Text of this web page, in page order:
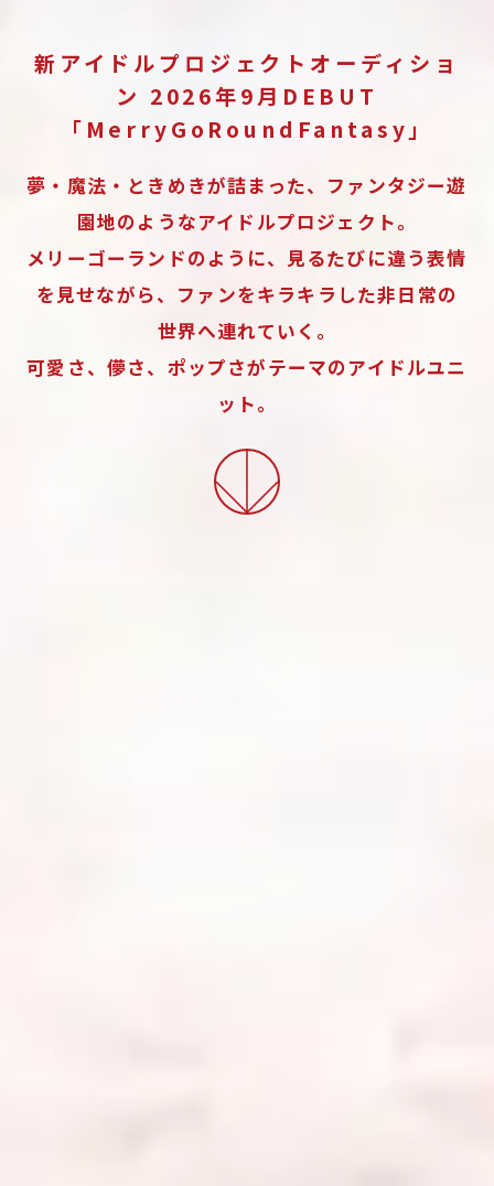
新アイドルプロジェクトオーディショ
ン 2026年9月DEBUT
「MerryGoRoundFantasy」
夢・魔法・ときめきが詰まった、ファンタジー遊
園地のようなアイドルプロジェクト。
メリーゴーランドのように、見るたびに違う表情
を見せながら、ファンをキラキラした非日常の
世界へ連れていく。
可愛さ、儚さ、ポップさがテーマのアイドルユニ
ット。